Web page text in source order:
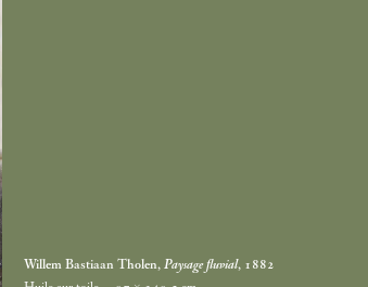
Willem Bastiaan Tholen, Paysage fluvial, 1882